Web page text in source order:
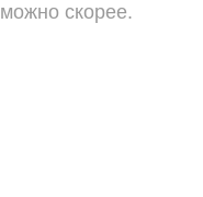
можно скорее.